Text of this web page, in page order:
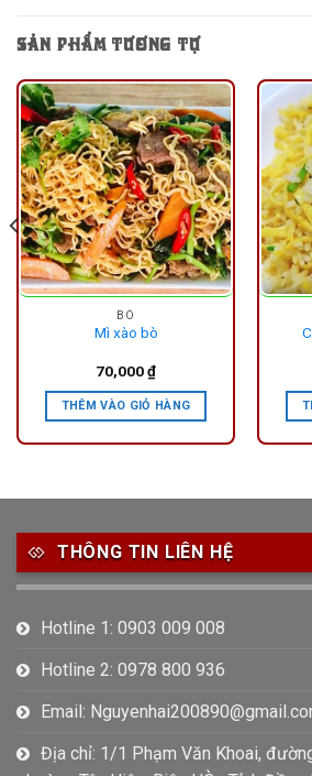
SẢN PHẨM TƯƠNG TỰ
BÒ
Mì xào bò
70,000₫
THÊM VÀO GIỎ HÀNG
THÔNG TIN LIÊN HỆ
Hotline 1: 0903 009 008
Hotline 2: 0978 800 936
Email:
Địa chỉ: 1/1 Phạm Văn Khoai,